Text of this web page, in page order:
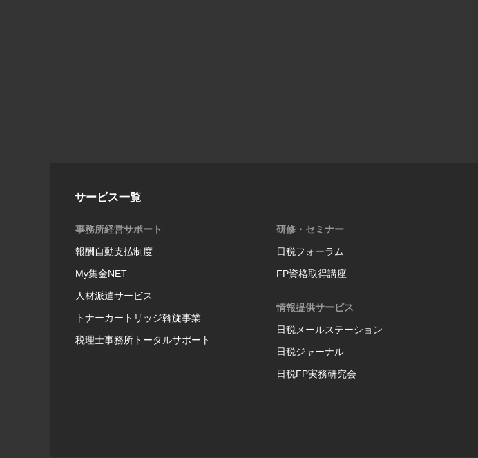
サービス一覧
事務所経営サポート
報酬自動支払制度
My集金NET
人材派遣サービス
トナーカートリッジ斡旋事業
税理士事務所トータルサポート
研修・セミナー
日税フォーラム
FP資格取得講座
情報提供サービス
日税メールステーション
日税ジャーナル
日税FP実務研究会